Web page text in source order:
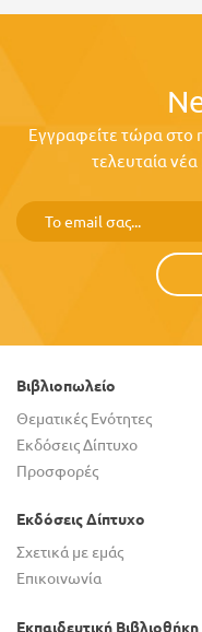
Εγγραφείτε τώρα στο
τελευταία νέα
Βιβλιοπωλείο
Θεματικές Ενότητες
Εκδόσεις Δίπτυχο
Προσφορές
Εκδόσεις Δίπτυχο
Σχετικά με εμάς
Επικοινωνία
Εκπαιδευτική Βιβλιοθήκη